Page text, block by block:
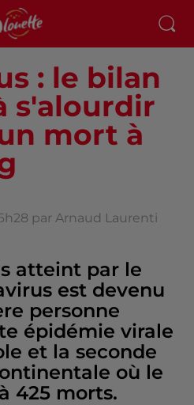
: le bilan
s'alourdir
mort à
par Arnaud Laurenti
atteint par le
est devenu
personne
épidémie virale
et la seconde
où le
425 morts.